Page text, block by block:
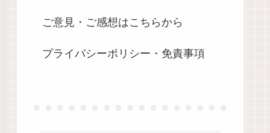
ご意見・ご感想はこちらから
プライバシーポリシー・免責事項